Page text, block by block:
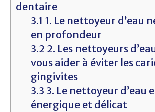
dentaire
3.1 1. Le nettoyeur d’eau
en profondeur
3.2 2. Les nettoyeurs
vous aider à éviter les
gingivites
3.3 3. Le nettoyeur d’eau
énergique et délicat